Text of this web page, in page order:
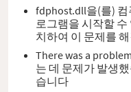
fdphost.dll을(를) 컴
로그램을 시작할
치하여 이 문제를
There was a
는 데 문제가 발생
습니다